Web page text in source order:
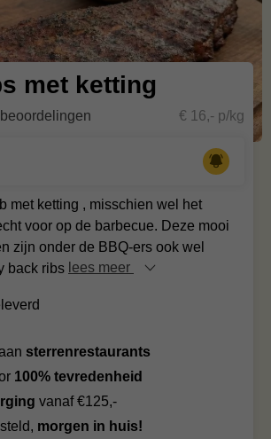
met ketting
€ 16,- p/kg
met ketting , misschien wel het
voor op de barbecue. Deze mooi
zijn onder de BBQ-ers ook wel
back ribs lees meer
sterrenrestaurants
100% tevredenheid
vanaf €125,-
morgen in huis!